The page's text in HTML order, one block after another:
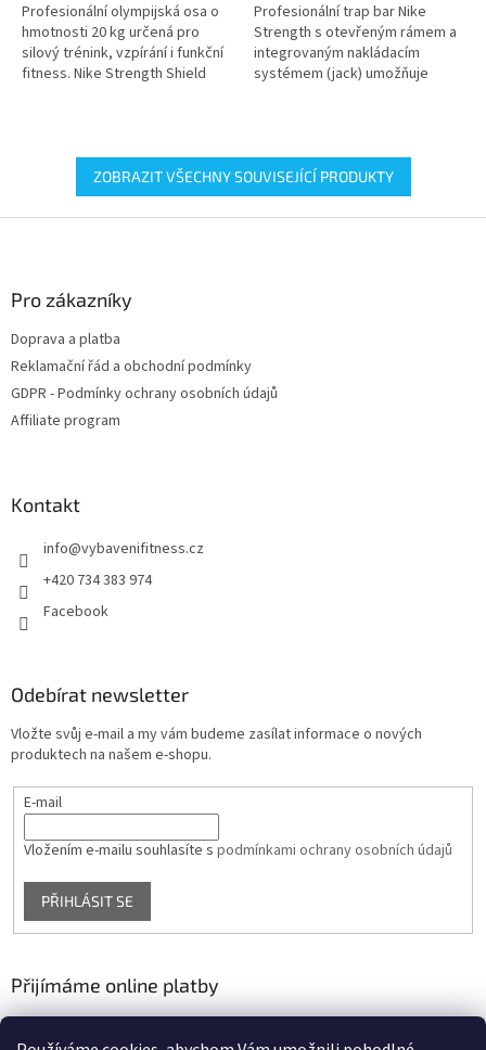
Profesionální olympijská osa o
hmotnosti 20 kg určená pro
silový trénink, vzpírání i funkční
fitness. Nike Strength Shield
Profesionální trap bar Nike
Strength s otevřeným rámem a
integrovaným nakládacím
systémem (jack) umožňuje
ZOBRAZIT VŠECHNY SOUVISEJÍCÍ PRODUKTY
Pro zákazníky
Doprava a platba
Reklamační řád a obchodní podmínky
GDPR - Podmínky ochrany osobních údajů
Affiliate program
Kontakt
info@vybavenifitness.cz
+420 734 383 974
Facebook
Odebírat newsletter
Vložte svůj e-mail a my vám budeme zasílat informace o nových
produktech na našem e-shopu.
E-mail
Vložením e-mailu souhlasíte s podmínkami ochrany osobních údajů
PŘIHLÁSIT SE
Přijímáme online platby